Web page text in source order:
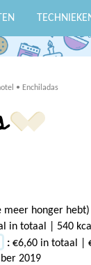
• Enchiladas
meer honger hebt)
in totaal | 540
: €6,60 in totaal |
2019